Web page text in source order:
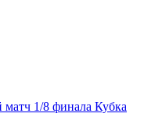
матч 1/8 финала Кубка